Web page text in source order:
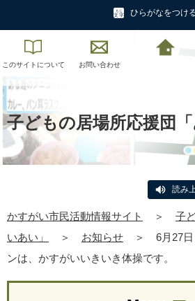
ひらがなをつけ
このサイトについて お問い合わせ
子どもの居場所応援団
読み
かすがい市民活動情報サイト ＞
子
いあい」
＞ お知らせ ＞
6月27
ンは、かすがいいきいき体操です。